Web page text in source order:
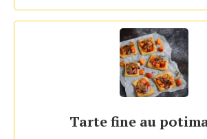
Tarte fine au